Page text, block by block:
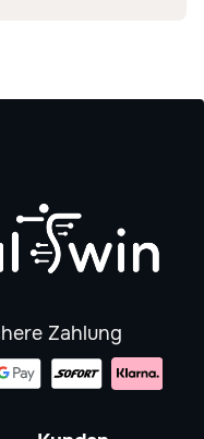
Zahlung